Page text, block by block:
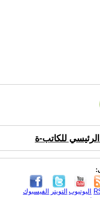
الرئيسي للكاتب-ة
الفيسبوك التويتر اليوتيوب